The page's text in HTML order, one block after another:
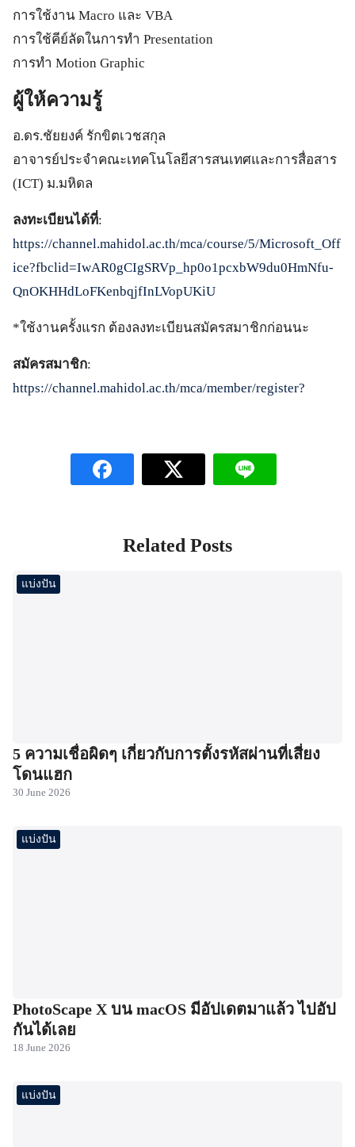
การใช้งาน Macro และ VBA
การใช้คีย์ลัดในการทำ Presentation
การทำ Motion Graphic
ผู้ให้ความรู้
อ.ดร.ชัยยงค์ รักขิตเวชสกุล
อาจารย์ประจำคณะเทคโนโลยีสารสนเทศและการสื่อสาร
(ICT) ม.มหิดล
ลงทะเบียนได้ที่:
https://channel.mahidol.ac.th/mca/course/5/Microsoft_Off
ice?fbclid=IwAR0gCIgSRVp_hp0o1pcxbW9du0HmNfu-
QnOKHHdLoFKenbqjfInLVopUKiU
*ใช้งานครั้งแรก ต้องลงทะเบียนสมัครสมาชิกก่อนนะ
สมัครสมาชิก:
https://channel.mahidol.ac.th/mca/member/register?
Related Posts
แบ่งปัน
5 ความเชื่อผิดๆ เกี่ยวกับการตั้งรหัสผ่านที่เสี่ยง
โดนแฮก
30 June 2026
แบ่งปัน
PhotoScape X บน macOS มีอัปเดตมาแล้ว ไปอัป
กันได้เลย
18 June 2026
แบ่งปัน